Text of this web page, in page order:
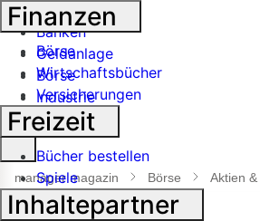
Handel
Banken
Geldanlage
Börse
Industrie
Suche
öffnen
manager magazin Börse Aktien
Finanzen
Börse
Wirtschaftsbücher
Versicherungen
Freizeit
Bücher bestellen
Spiele
Inhaltepartner